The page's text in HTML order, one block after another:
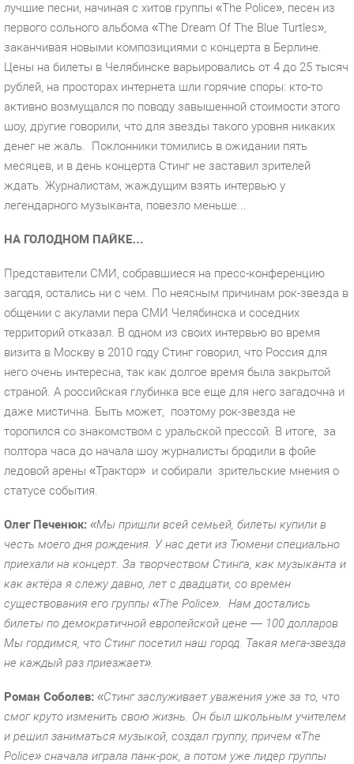
лучшие песни, начиная с хитов группы «The Police», песен из
первого сольного альбома «The Dream Of The Blue Turtles»,
заканчивая новыми композициями с концерта в Берлине.
Цены на билеты в Челябинске варьировались от 4 до 25 тысяч
рублей, на просторах интернета шли горячие споры: кто-то
активно возмущался по поводу завышенной стоимости этого
шоу, другие говорили, что для звезды такого уровня никаких
денег не жаль. Поклонники томились в ожидании пять
месяцев, и в день концерта Стинг не заставил зрителей
ждать. Журналистам, жаждущим взять интервью у
легендарного музыканта, повезло меньше...
НА ГОЛОДНОМ ПАЙКЕ…
Представители СМИ, собравшиеся на пресс-конференцию
загодя, остались ни с чем. По неясным причинам рок-звезда в
общении с акулами пера СМИ Челябинска и соседних
территорий отказал. В одном из своих интервью во время
визита в Москву в 2010 году Стинг говорил, что Россия для
него очень интересна, так как долгое время была закрытой
страной. А российская глубинка все еще для него загадочна и
даже мистична. Быть может, поэтому рок-звезда не
торопился со знакомством с уральской прессой. В итоге, за
полтора часа до начала шоу журналисты бродили в фойе
ледовой арены «Трактор» и собирали зрительские мнения о
статусе события.
Олег Печенюк: «Мы пришли всей семьей, билеты купили в
честь моего дня рождения. У нас дети из Тюмени специально
приехали на концерт. За творчеством Стинга, как музыканта и
как актёра я слежу давно, лет с двадцати, со времен
существования его группы «The Police». Нам достались
билеты по демократичной европейской цене — 100 долларов
Мы гордимся, что Стинг посетил наш город. Такая мега-звезда
не каждый раз приезжает».
Роман Соболев: «Стинг заслуживает уважения уже за то, что
смог круто изменить свою жизнь. Он был школьным учителем
и решил заниматься музыкой, создал группу, причем «The
Police» сначала играла панк-рок, а потом уже лидер группы